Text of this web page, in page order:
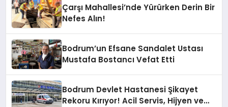
Çarşı Mahallesi’nde Yürürken Derin Bir
Nefes Alın!
Bodrum’un Efsane Sandalet Ustası
Mustafa Bostancı Vefat Etti
Bodrum Devlet Hastanesi Şikayet
Rekoru Kırıyor! Acil Servis, Hijyen ve